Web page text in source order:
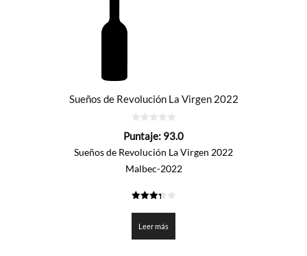
Sueños de Revolución La Virgen 2022
de
Puntaje: 93.0
Sueños de Revolución La Virgen 2022
Malbec-2022
Leer más